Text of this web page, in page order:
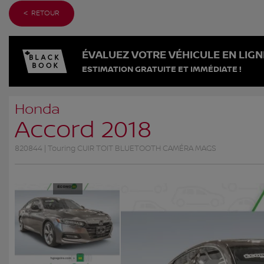
< RETOUR
ÉVALUEZ VOTRE VÉHICULE EN
ESTIMATION GRATUITE ET IMMÉDIATE !
Honda
Accord 2018
820844 | Touring CUIR TOIT BLUETOOTH CAMÉRA MAGS